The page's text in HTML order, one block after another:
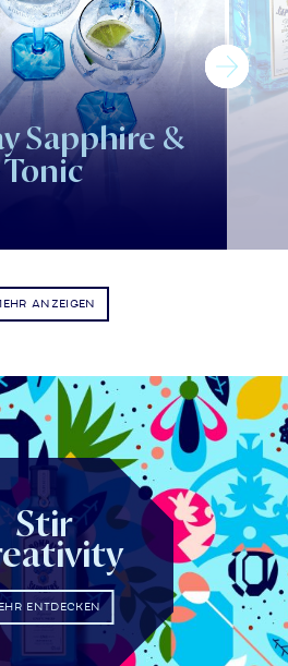
Sapphire &
Tonic
ANZEIGEN
Stir
ENTDECKEN